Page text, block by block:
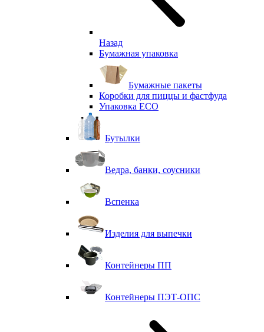
Назад
Бумажная упаковка
Бумажные пакеты
Коробки для пиццы и фастфуда
Упаковка ECO
Бутылки
Ведра, банки, соусники
Вспенка
Изделия для выпечки
Контейнеры ПП
Контейнеры ПЭТ-ОПС